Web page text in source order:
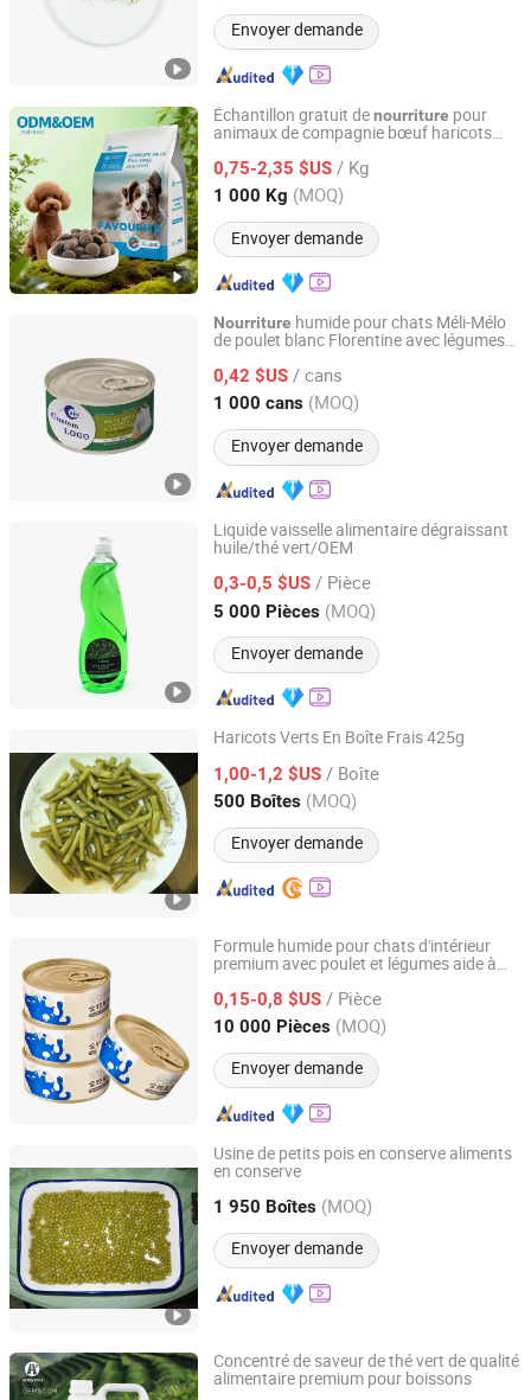
Envoyer demande
Échantillon gratuit denourriture pour
animaux de compagnie bœuf haricots
pour chien
0,75-2,35 $US / Kg
1 000 Kg (MOQ)
Envoyer demande
Baoding Taotaohui Import and Export Trading Co., Ltd.
Hebei, China Depuis 2024
Nourriture humide pour chats Méli-Mélo
de poulet blanc Florentine avec légumes
0,42 $US / cans
1 000 cans (MOQ)
Envoyer demande
NINGBO BANGZHIYOU ARTS INDUSTRY AND TRADE CO.,
LTD.
Zhejiang, China Depuis 2017
Liquide vaisselle alimentaire dégraissant
huile/thé vert/OEM
0,3-0,5 $US / Pièce
5 000 Pièces (MOQ)
Envoyer demande
SUZHOU LONGLIFU IMP. & EXP. CO., LTD.
Jiangsu, China Depuis 2020
Haricots Verts En Boîte Frais 425g
1,00-1,2 $US / Boîte
500 Boîtes (MOQ)
Envoyer demande
Zhangzhou Great Land Foods Co., Ltd.
Fujian, China Depuis 2021
Formule humide pour chats d'intérieur
premium avec poulet et légumes aide à
0,15-0,8 $US / Pièce
10 000 Pièces (MOQ)
Envoyer demande
Shandong Asiapet Food Co., Ltd.
Shandong, China Depuis 2024
Usine de petits pois en conserve aliments
en conserve
1 950 Boîtes (MOQ)
Envoyer demande
Zhangzhou Greencan Food Co., Ltd.
Fujian, China Depuis 2017
Concentré de saveur de thé vert de qualité
alimentaire premium pour boissons
Hangzhou Wiseway Technology Co., Ltd